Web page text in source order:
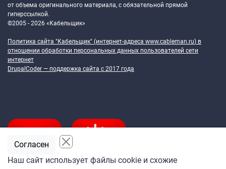
от объема оригинального материала, с обязательной прямой
гиперссылкой.
©2005 - 2026 «Кабельщик»
Политика сайта "Кабельщик" (интернет-адреса www.cableman.ru) в
отношении обработки персональных данных пользователей сети
интернет
DrupalCoder — поддержка сайта c 2017 года
Наш сайт использует файлы cookie и схожие
Согласен